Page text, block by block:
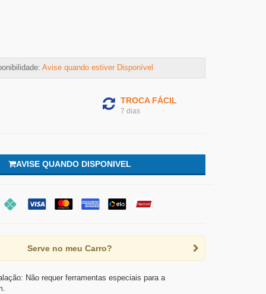
Avise quando estiver Disponível
TROCA FÁCIL
7 dias
AVISE QUANDO DISPONIVEL
Serve no meu Carro?
Não requer ferramentas especiais para a